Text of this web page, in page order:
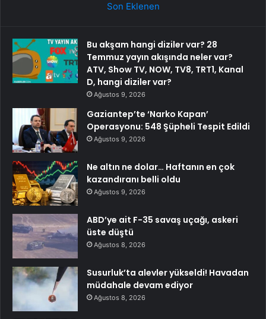
Son Eklenen
Bu akşam hangi diziler var? 28
Temmuz yayın akışında neler var?
ATV, Show TV, NOW, TV8, TRT1, Kanal
D, hangi diziler var?
Ağustos 9, 2026
Gaziantep’te ‘Narko Kapan’
Operasyonu: 548 Şüpheli Tespit Edildi
Ağustos 9, 2026
Ne altın ne dolar… Haftanın en çok
kazandıranı belli oldu
Ağustos 9, 2026
ABD’ye ait F-35 savaş uçağı, askeri
üste düştü
Ağustos 8, 2026
Susurluk’ta alevler yükseldi! Havadan
müdahale devam ediyor
Ağustos 8, 2026